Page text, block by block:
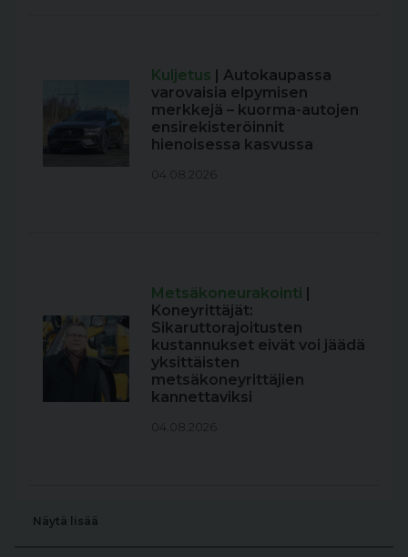
Kuljetus | Autokaupassa
varovaisia elpymisen
merkkejä – kuorma-autojen
ensirekisteröinnit
hienoisessa kasvussa
04.08.2026
Metsäkoneurakointi |
Koneyrittäjät:
Sikaruttorajoitusten
kustannukset eivät voi jäädä
yksittäisten
metsäkoneyrittäjien
kannettaviksi
04.08.2026
Näytä lisää